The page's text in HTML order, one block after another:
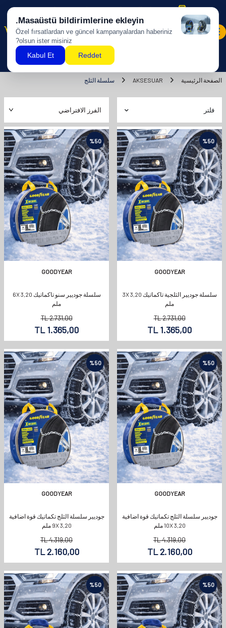
شحن مجاني للمشتريات بقيمة 500 ليرة تركية وما فوق!
الصفحة الرئيسية AKSESUAR سلسلة الثلج
فلتر
%50
GOODYEAR
سلسلة جوديير الثلجية تاكماتيك 3X 3,20
ملم
2.731,00
TL
1.365,00
TL
%50
GOODYEAR
سلسلة جوديير سنو تاكماتيك 6X 3,20
ملم
2.731,00
TL
1.365,00
TL
%50
GOODYEAR
جوديير سلسلة الثلج تكماتيك قوة اضافية
10X 3,20 ملم
4.319,00
TL
2.160,00
TL
%50
GOODYEAR
جوديير سلسلة الثلج تكماتيك قوة اضافية
9X 3,20 ملم
4.319,00
TL
2.160,00
TL
%50
%50